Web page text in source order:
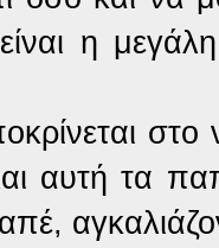
είναι η
στο
αυτή τα